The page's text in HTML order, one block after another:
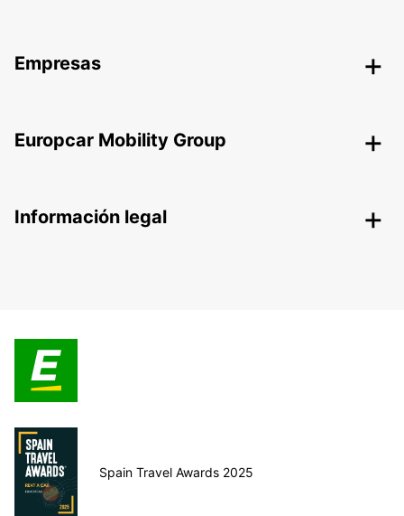
Empresas
Europcar Mobility Group
Información legal
Spain Travel Awards 2025